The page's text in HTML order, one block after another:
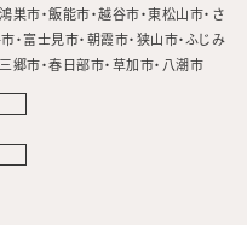
鴻巣市 飯能市 越谷市 東松山市 さ
富士見市 朝霞市 狭山市 ふじみ
三郷市 春日部市 草加市 八潮市